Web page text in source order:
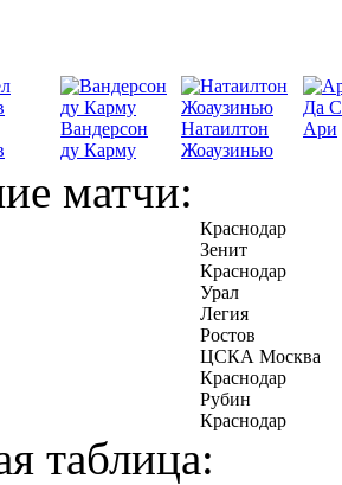
Вандерсон
ду Карму
Натаилтон
Жоаузинью
Да
Ари
матчи:
Краснодар
Зенит
Краснодар
Урал
Легия
Ростов
ЦСКА Москва
Краснодар
Рубин
Краснодар
таблица: